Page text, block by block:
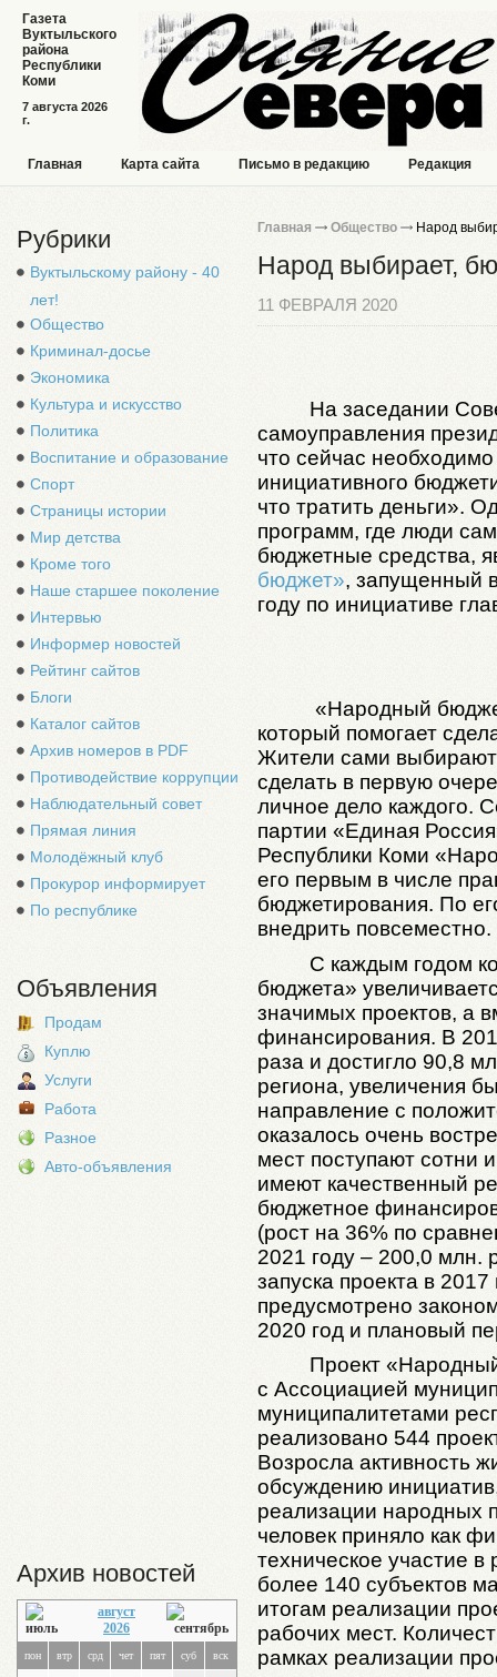
7 августа 2026
г.
Газета
Вуктыльского
района
Республики
Коми
Главная Карта сайта Письмо в редакцию Редакция
Рубрики
Вуктыльскому району - 40
лет!
Общество
Криминал-досье
Экономика
Культура и искусство
Политика
Воспитание и образование
Спорт
Страницы истории
Мир детства
Кроме того
Наше старшее поколение
Интервью
Информер новостей
Рейтинг сайтов
Блоги
Каталог сайтов
Архив номеров в PDF
Противодействие коррупции
Наблюдательный совет
Прямая линия
Молодёжный клуб
Прокурор информирует
По республике
Объявления
Продам
Куплю
Услуги
Работа
Разное
Авто-объявления
Архив новостей
август
2026
пон втр срд чет пят суб вск
Главная Общество Народ
Народ выбирает,
11 ФЕВРАЛЯ 2020
На заседании
самоуправления
что сейчас
инициативного
что тратить деньги».
программ, где люди
бюджетные средства,
бюджет», запущенный
году по инициативе
«Народный
который помогает
Жители сами
сделать в первую
личное дело каждого. С
партии «Единая
Республики Коми
его первым в числе
бюджетирования. По
внедрить повсеместно.
С каждым годом
бюджета»
значимых проектов, а
финансирования. В
раза и достигло 90,8
региона, увеличения
направление с
оказалось очень
мест поступают сотни
имеют качественный
бюджетное
(рост на 36% по
2021 году – 200,0 млн.
запуска проекта в
предусмотрено
2020 год и плановый
Проект
с Ассоциацией
муниципалитетами
реализовано 544
Возросла активность
обсуждению
реализации народных
человек приняло как
техническое участие в
более 140 субъектов
итогам реализации
рабочих мест.
рамках реализации